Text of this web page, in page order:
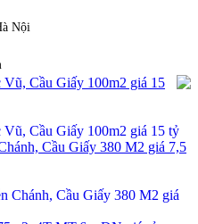
Nội
Cầu Giấy 100m2 giá 15
Cầu Giấy 380 M2 giá 7,5